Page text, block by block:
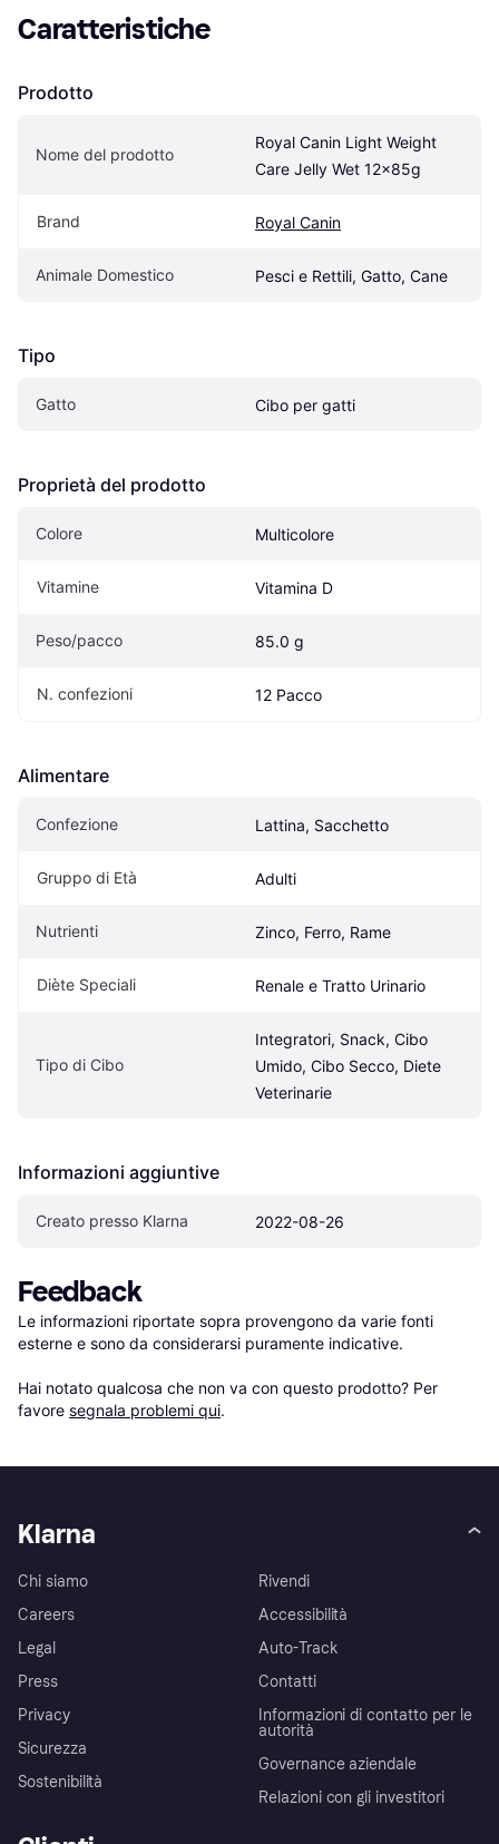
Caratteristiche
Prodotto
Nome del prodotto
Royal Canin Light Weight
Care Jelly Wet 12x85g
Brand Royal Canin
Animale Domestico Pesci e Rettili, Gatto, Cane
Tipo
Gatto Cibo per gatti
Proprietà del prodotto
Colore Multicolore
Vitamine Vitamina D
Peso/pacco 85.0 g
N. confezioni 12 Pacco
Alimentare
Confezione Lattina, Sacchetto
Gruppo di Età Adulti
Nutrienti Zinco, Ferro, Rame
Diète Speciali Renale e Tratto Urinario
Tipo di Cibo
Integratori, Snack, Cibo
Umido, Cibo Secco, Diete
Veterinarie
Informazioni aggiuntive
Creato presso Klarna 2022-08-26
Feedback
Le informazioni riportate sopra provengono da varie fonti
esterne e sono da considerarsi puramente indicative.
Hai notato qualcosa che non va con questo prodotto? Per
favore segnala problemi qui.
Klarna
Chi siamo
Careers
Legal
Press
Privacy
Sicurezza
Sostenibilità
Rivendi
Accessibilità
Auto-Track
Contatti
Informazioni di contatto per le
autorità
Governance aziendale
Relazioni con gli investitori